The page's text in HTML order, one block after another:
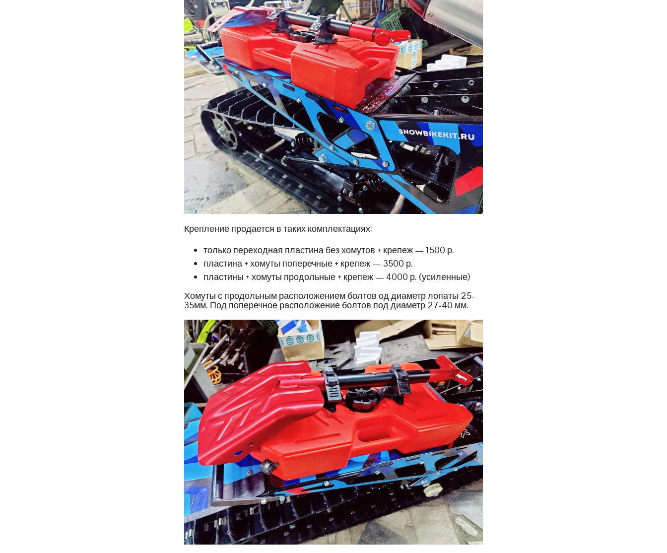
Крепление продается в таких комплектациях:
только переходная пластина без хомутов + крепеж — 1500 р.
пластина + хомуты поперечные + крепеж — 3500 р.
пластины + хомуты продольные + крепеж — 4000 р. (усиленные)
Хомуты с продольным расположением болтов од диаметр лопаты 25-
35мм. Под поперечное расположение болтов под диаметр 27-40 мм.